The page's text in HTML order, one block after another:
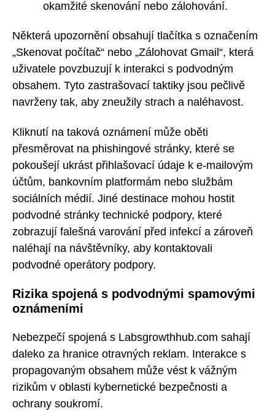
okamžité skenování nebo zálohování.
Některá upozornění obsahují tlačítka s označením
„Skenovat počítač“ nebo „Zálohovat Gmail“, která
uživatele povzbuzují k interakci s podvodným
obsahem. Tyto zastrašovací taktiky jsou pečlivě
navrženy tak, aby zneužily strach a naléhavost.
Kliknutí na taková oznámení může oběti
přesměrovat na phishingové stránky, které se
pokoušejí ukrást přihlašovací údaje k e-mailovým
účtům, bankovním platformám nebo službám
sociálních médií. Jiné destinace mohou hostit
podvodné stránky technické podpory, které
zobrazují falešná varování před infekcí a zároveň
naléhají na návštěvníky, aby kontaktovali
podvodné operátory podpory.
Rizika spojená s podvodnými spamovými
oznámeními
Nebezpečí spojená s Labsgrowthhub.com sahají
daleko za hranice otravných reklam. Interakce s
propagovaným obsahem může vést k vážným
rizikům v oblasti kybernetické bezpečnosti a
ochrany soukromí.